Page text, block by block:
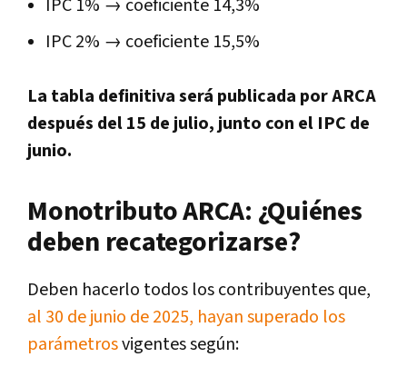
IPC 1% → coeficiente 14,3%
IPC 2% → coeficiente 15,5%
La tabla definitiva será publicada por ARCA
después del 15 de julio, junto con el IPC de
junio.
Monotributo ARCA: ¿Quiénes
deben recategorizarse?
Deben hacerlo todos los contribuyentes que,
al 30 de junio de 2025, hayan superado los
parámetrosvigentes según: